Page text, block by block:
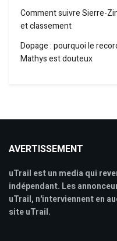
Comment suivre Sierre-
et classement
Dopage : pourquoi le
Mathys est douteux
AVERTISSEMENT
uTrail est un media qui
indépendant. Les
uTrail, n'interviennent en
site uTrail.